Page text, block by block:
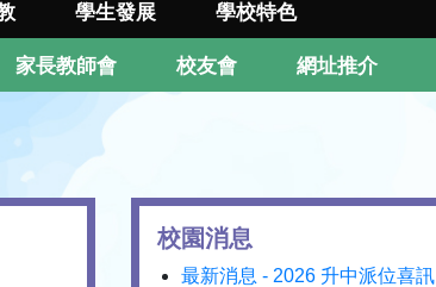
學生發展 學校特色
家長教師會 校友會 網址推介
校園消息
最新消息 - 2026 升中派位喜訊